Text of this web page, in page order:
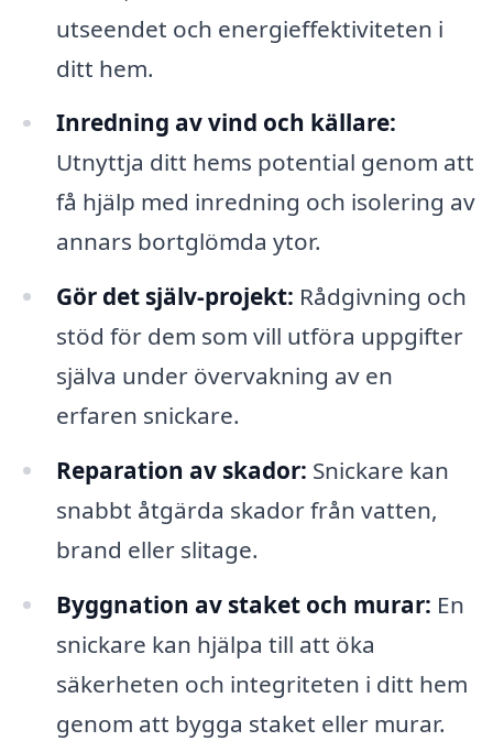
utseendet och energieffektiviteten i
ditt hem.
Inredning av vind och källare:
Utnyttja ditt hems potential genom att
få hjälp med inredning och isolering av
annars bortglömda ytor.
Gör det själv-projekt: Rådgivning och
stöd för dem som vill utföra uppgifter
själva under övervakning av en
erfaren snickare.
Reparation av skador: Snickare kan
snabbt åtgärda skador från vatten,
brand eller slitage.
Byggnation av staket och murar: En
snickare kan hjälpa till att öka
säkerheten och integriteten i ditt hem
genom att bygga staket eller murar.